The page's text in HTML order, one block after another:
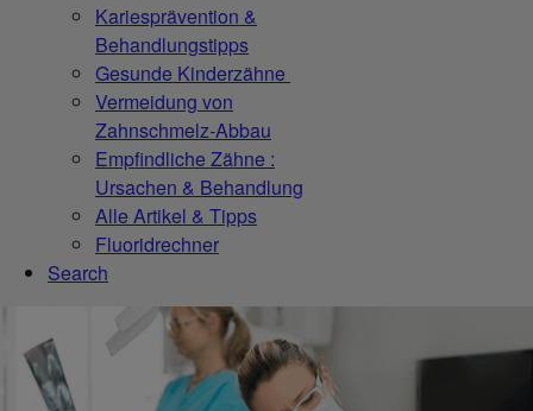
Kariesprävention &
Behandlungstipps
Gesunde Kinderzähne
Vermeidung von
Zahnschmelz-Abbau
Empfindliche Zähne :
Ursachen & Behandlung
Alle Artikel & Tipps
Fluoridrechner
Search